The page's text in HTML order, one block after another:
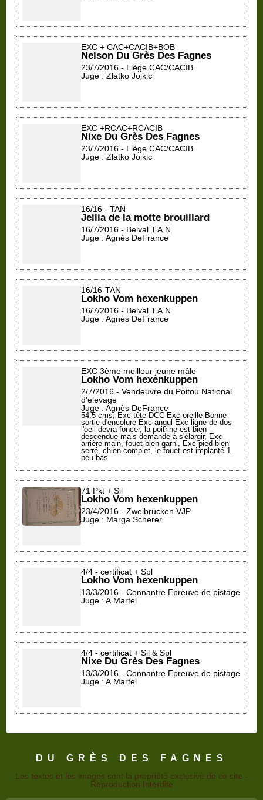
EXC + CAC+CACIB+BOB
Nelson Du Grès Des Fagnes
23/7/2016 - Liège CAC/CACIB
Juge : Zlatko Jojkic
EXC +RCAC+RCACIB
Nixe Du Grès Des Fagnes
23/7/2016 - Liège CAC/CACIB
Juge : Zlatko Jojkic
16/16 - TAN
Jeilia de la motte brouillard
16/7/2016 - Belval T.A.N
Juge : Agnès DeFrance
16/16-TAN
Lokho Vom hexenkuppen
16/7/2016 - Belval T.A.N
Juge : Agnès DeFrance
EXC 3ème meilleur jeune mâle
Lokho Vom hexenkuppen
2/7/2016 - Vendeuvre du Poitou National
d'elevage
Juge : Agnès DeFrance
54,5 cms, Exc tête DCC Exc oreille Bonne
sortie d'encolure Exc angul Exc ligne de dos
l'oeil devra foncer, la poitrine est bien
descendue mais demande à s'élargir, Exc
arrière main, fouet bien garni, Exc pied bien
serré, chien complet, le fouet est implanté 1
peu bas
71 Pkt + Sil
Lokho Vom hexenkuppen
23/4/2016 - Zweibrücken VJP
Juge : Marga Scherer
4/4 - certificat + Spl
Lokho Vom hexenkuppen
13/3/2016 - Connantre Epreuve de pistage
Juge : A.Martel
4/4 - certificat + Sil & Spl
Nixe Du Grès Des Fagnes
13/3/2016 - Connantre Epreuve de pistage
Juge : A.Martel
DU GRÈS DES FAGNES
Les textes et les images sont la propriété exclusive de ce site -
Reproduction Interdite